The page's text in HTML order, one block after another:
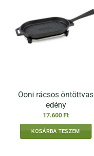
Ooni rácsos öntöttvas
edény
17.600 Ft
KOSÁRBA TESZEM